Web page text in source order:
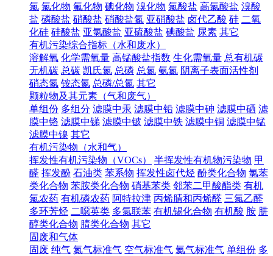
氯 氯化物 氟化物 碘化物 溴化物 氯酸盐 高氯酸盐 溴酸
盐 磷酸盐 硝酸盐 硝酸盐氮 亚硝酸盐 卤代乙酸 硅 二氧
化硅 硅酸盐 亚氯酸盐 亚硫酸盐 碘酸盐 尿素 其它
有机污染综合指标（水和废水）
溶解氧 化学需氧量 高锰酸盐指数 生化需氧量 总有机碳
无机碳 总碳 凯氏氮 总磷 总氮 氨氮 阴离子表面活性剂
硝态氮 铵态氮 总磷/总氮 其它
颗粒物及其元素（气和废气）
单组份 多组分 滤膜中汞 滤膜中铅 滤膜中砷 滤膜中硒 滤
膜中铬 滤膜中锑 滤膜中铍 滤膜中铁 滤膜中铜 滤膜中锰
滤膜中镍 其它
有机污染物（水和气）
挥发性有机污染物（VOCs）
半挥发性有机物污染物 甲
醛 挥发酚 石油类 苯系物 挥发性卤代烃 酚类化合物 氯苯
类化合物 苯胺类化合物 硝基苯类 邻苯二甲酸酯类 有机
氯农药 有机磷农药 阿特拉津 丙烯腈和丙烯醛 三氯乙醛
多环芳烃 二噁英类 多氯联苯 有机锡化合物 有机酸 胺 肼
醇类化合物 腈类化合物 其它
固废和气体
固废 纯气 氮气标准气 空气标准气 氦气标准气 单组份 多